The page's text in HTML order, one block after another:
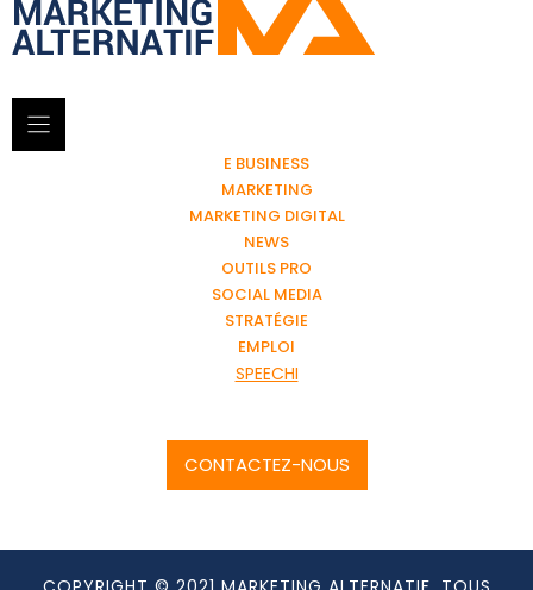
E BUSINESS
MARKETING
MARKETING DIGITAL
NEWS
OUTILS PRO
SOCIAL MEDIA
STRATÉGIE
EMPLOI
SPEECHI
CONTACTEZ-NOUS